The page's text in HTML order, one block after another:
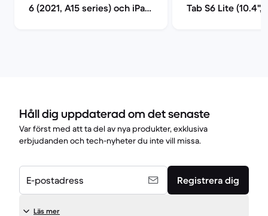
6 (2021, A15 series) och iPad
Tab S6 Lite (10.4",
Håll dig uppdaterad om det senaste
Var först med att ta del av nya produkter, exklusiva
erbjudanden och tech-nyheter du inte vill missa.
E-postadress Registrera dig
Läs mer